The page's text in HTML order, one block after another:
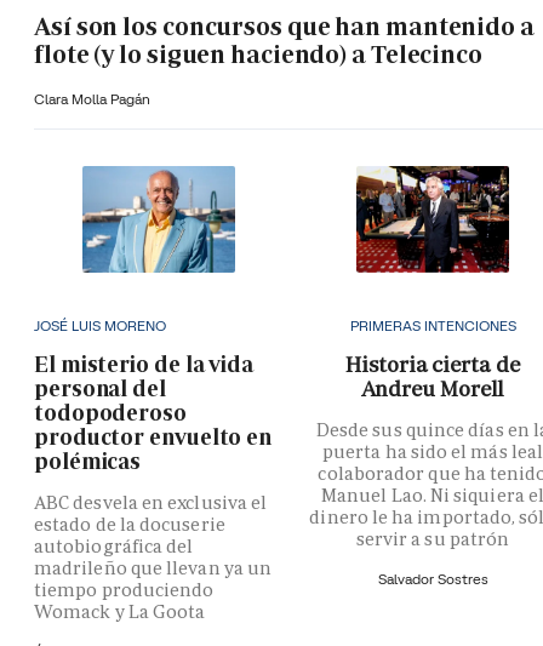
Así son los concursos que han mantenido a
flote (y lo siguen haciendo) a Telecinco
Clara Molla Pagán
JOSÉ LUIS MORENO
El misterio de la vida
personal del
todopoderoso
productor envuelto en
polémicas
ABC desvela en exclusiva el
estado de la docuserie
autobiográfica del
madrileño que llevan ya un
tiempo produciendo
Womack y La Goota
PRIMERAS INTENCIONES
Historia cierta de
Andreu Morell
Desde sus quince días en
puerta ha sido el más leal
colaborador que ha
Manuel Lao. Ni siquiera
dinero le ha importado,
servir a su patrón
Salvador Sostres